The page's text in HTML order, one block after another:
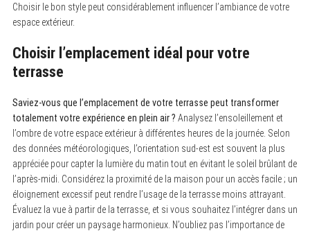
Choisir le bon style peut considérablement influencer l’ambiance de votre
espace extérieur.
Choisir l’emplacement idéal pour votre
terrasse
Saviez-vous que l’emplacement de votre terrasse peut transformer
totalement votre expérience en plein air ? Analysez l’ensoleillement et
l’ombre de votre espace extérieur à différentes heures de la journée. Selon
des données météorologiques, l’orientation sud-est est souvent la plus
appréciée pour capter la lumière du matin tout en évitant le soleil brûlant de
l’après-midi. Considérez la proximité de la maison pour un accès facile ; un
éloignement excessif peut rendre l’usage de la terrasse moins attrayant.
Évaluez la vue à partir de la terrasse, et si vous souhaitez l’intégrer dans un
jardin pour créer un paysage harmonieux. N’oubliez pas l’importance de